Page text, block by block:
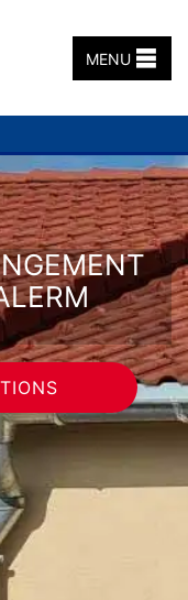
MENU